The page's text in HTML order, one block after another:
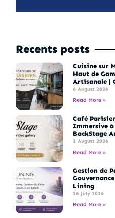
Recents posts
Cuisine sur
Haut de
Artisanale |
6 August 2026
Read More »
Café
Immersive
BackStage
2 August 2026
Read More »
Gestion de
Lining
26 July 2026
Read More »